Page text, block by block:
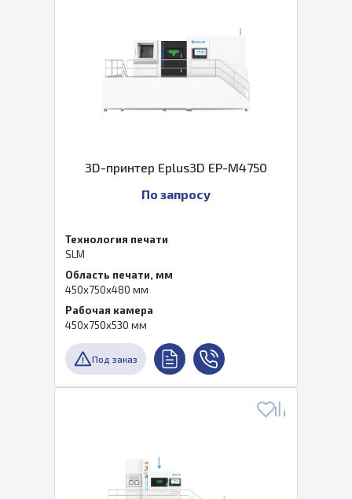
3D-принтер Eplus3D EP-M4750
По запросу
Технология печати
SLM
Область печати, мм
450x750x480 мм
Рабочая камера
450x750x530 мм
Под заказ